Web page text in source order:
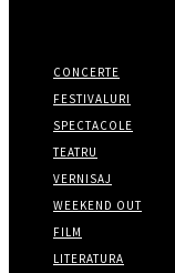
CONCERTE
FESTIVALURI
SPECTACOLE
TEATRU
VERNISAJ
WEEKEND OUT
FILM
LITERATURA